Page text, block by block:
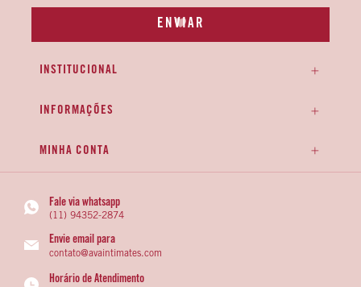
INSTITUCIONAL
INFORMAÇÕES
MINHA CONTA
Fale via whatsapp
(11) 94352-2874
Envie email para
contato@avaintimates.com
Horário de Atendimento